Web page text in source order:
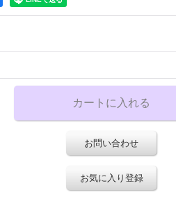
お問い合わせ
お気に入り登録